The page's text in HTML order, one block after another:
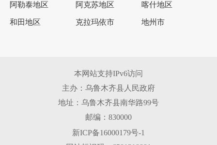
阿勒泰地区 阿克苏地区 喀什地区
和田地区 克拉玛依市 地州市
本网站支持IPv6访问
主办：乌鲁木齐县人民政府
地址：乌鲁木齐县南华路99号
邮编：830000
新ICP备16000179号-1